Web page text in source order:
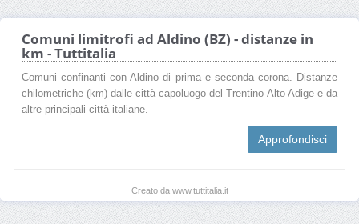
Comuni limitrofi ad Aldino (BZ) - distanze in
km - Tuttitalia
Comuni confinanti con Aldino di prima e seconda corona. Distanze
chilometriche (km) dalle città capoluogo del Trentino-Alto Adige e da
altre principali città italiane.
Approfondisci
Creato da www.tuttitalia.it